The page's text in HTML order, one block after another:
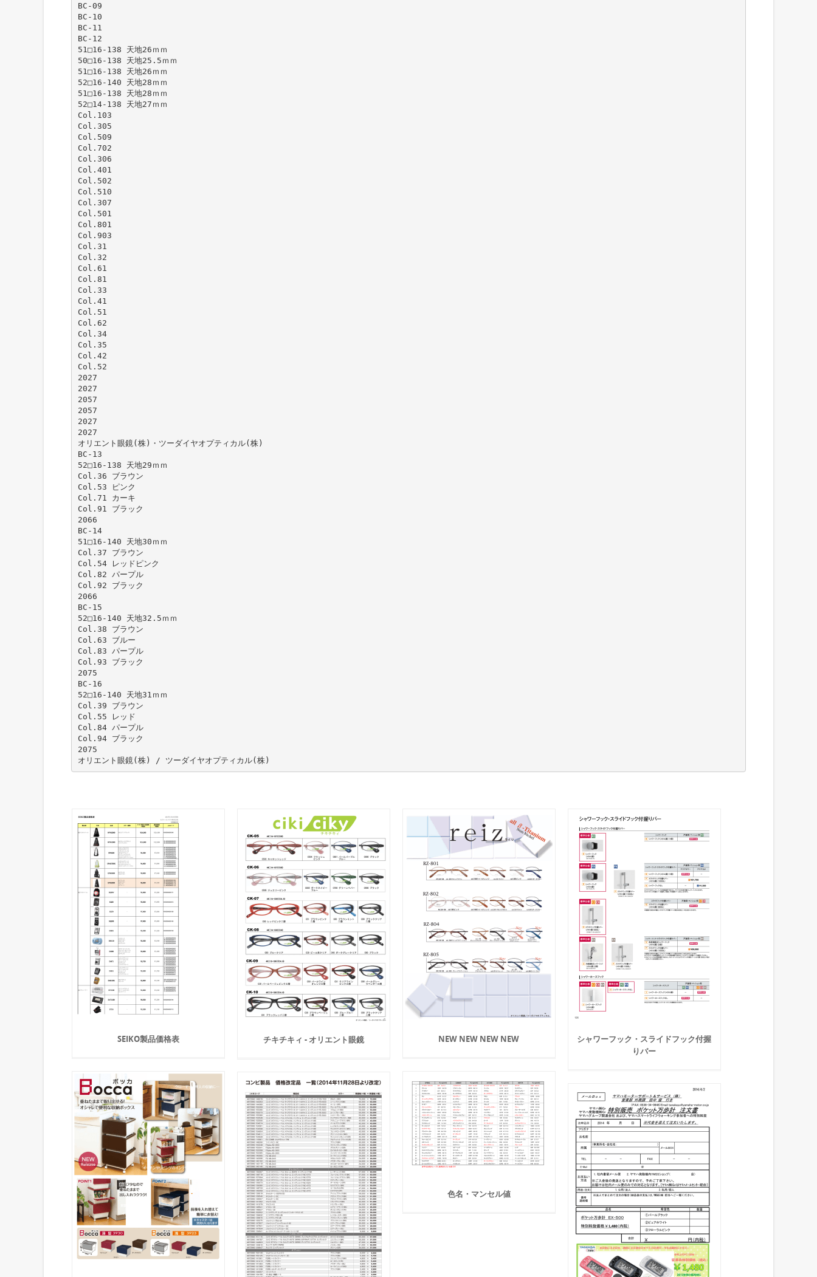
BC-09
BC-10
BC-11
BC-12
51□16-138 天地26ｍｍ
50□16-138 天地25.5ｍｍ
51□16-138 天地26ｍｍ
52□16-140 天地28ｍｍ
51□16-138 天地28ｍｍ
52□14-138 天地27ｍｍ
Col.103
Col.305
Col.509
Col.702
Col.306
Col.401
Col.502
Col.510
Col.307
Col.501
Col.801
Col.903
Col.31
Col.32
Col.61
Col.81
Col.33
Col.41
Col.51
Col.62
Col.34
Col.35
Col.42
Col.52
2027
2027
2057
2057
2027
2027
オリエント眼鏡(株)・ツーダイヤオプティカル(株)
BC-13
52□16-138 天地29ｍｍ
Col.36 ブラウン
Col.53 ピンク
Col.71 カーキ
Col.91 ブラック
2066
BC-14
51□16-140 天地30ｍｍ
Col.37 ブラウン
Col.54 レッドピンク
Col.82 パープル
Col.92 ブラック
2066
BC-15
52□16-140 天地32.5ｍｍ
Col.38 ブラウン
Col.63 ブルー
Col.83 パープル
Col.93 ブラック
2075
BC-16
52□16-140 天地31ｍｍ
Col.39 ブラウン
Col.55 レッド
Col.84 パープル
Col.94 ブラック
2075
SEIKO製品価格表 チキチキィ - オリエント眼鏡 NEW NEW NEW NEW
シャワーフック・スライドフック付握
りバー
色名・マンセル値